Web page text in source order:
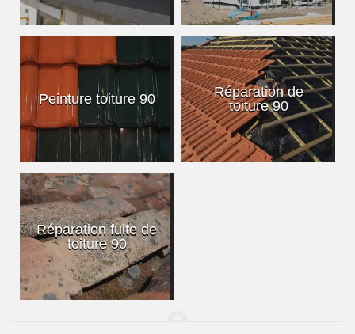
Peinture toiture 90
Réparation de
toiture 90
Réparation fuite de
toiture 90